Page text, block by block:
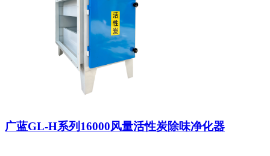
广蓝GL-H系列16000风量活性炭除味净化器